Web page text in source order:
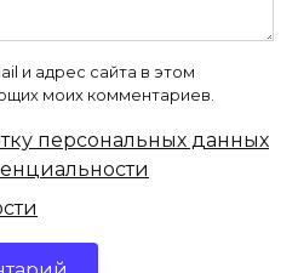
и адрес сайта в этом
моих комментариев.
персональных данных